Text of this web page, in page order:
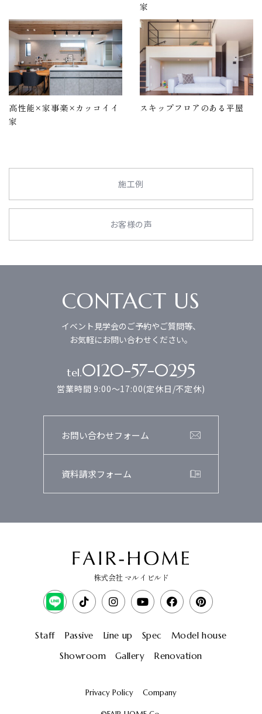
家
高性能×家事楽×カッコイイ
家
スキップフロアのある平屋
施工例
お客様の声
CONTACT US
イベント見学会のご予約やご質問等、
お気軽にお問い合わせください。
tel.0120-57-0295
営業時間 9:00～17:00(定休日/不定休)
お問い合わせフォーム
資料請求フォーム
株式会社 マルイビルド
Staff Passive Line up Spec
Model house
Showroom
Gallery Renovation
Privacy Policy Company